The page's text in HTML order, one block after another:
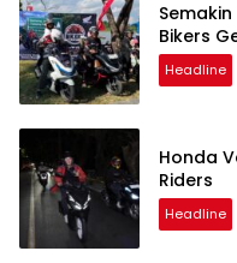
Bikers
Headline
Honda
Riders
Headline